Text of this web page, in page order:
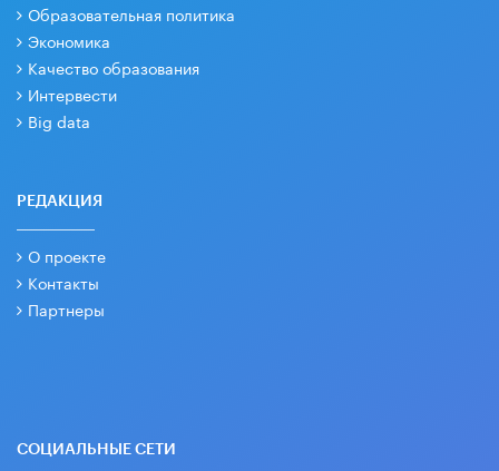
Образовательная политика
Экономика
Качество образования
Интервести
Big data
РЕДАКЦИЯ
О проекте
Контакты
Партнеры
СОЦИАЛЬНЫЕ СЕТИ